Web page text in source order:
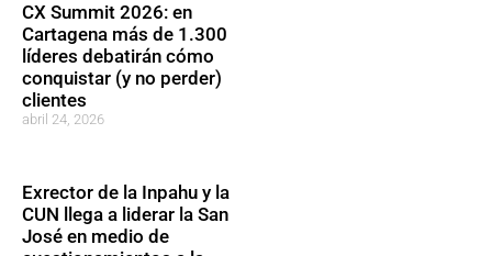
CX Summit 2026: en
Cartagena más de 1.300
líderes debatirán cómo
conquistar (y no perder)
clientes
abril 24, 2026
Exrector de la Inpahu y la
CUN llega a liderar la San
José en medio de